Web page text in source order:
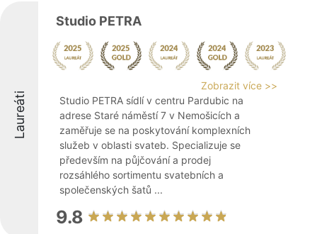
Laureáti
Studio PETRA
Zobrazit více >>
Studio PETRA sídlí v centru Pardubic na
adrese Staré náměstí 7 v Nemošicích a
zaměřuje se na poskytování komplexních
služeb v oblasti svateb. Specializuje se
především na půjčování a prodej
rozsáhlého sortimentu svatebních a
společenských šatů ...
9.8